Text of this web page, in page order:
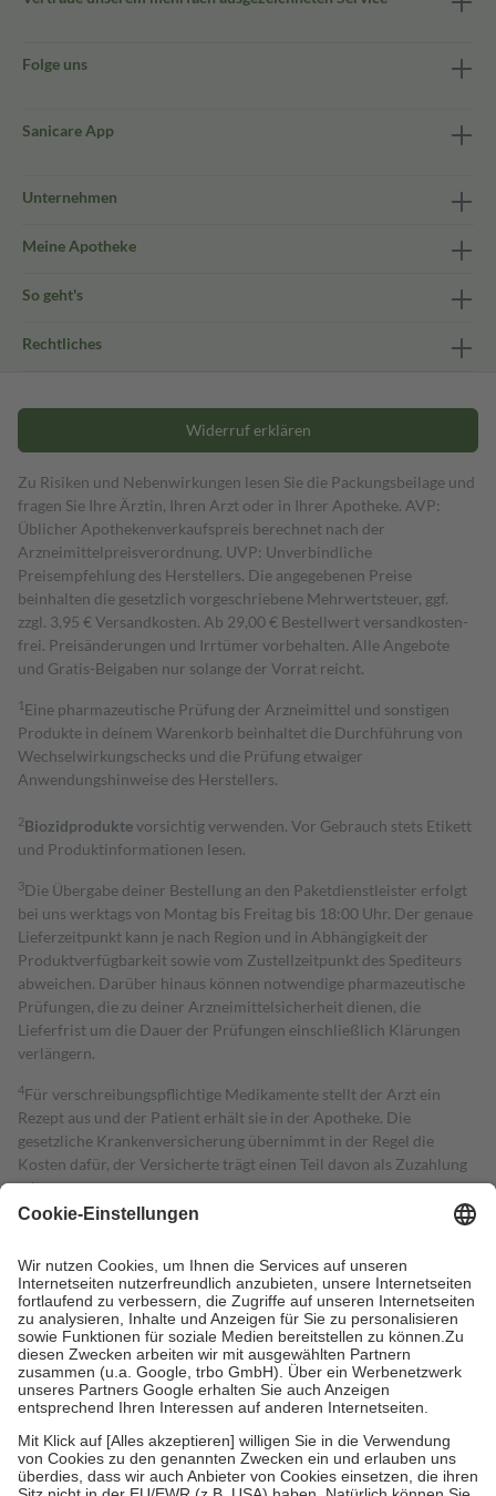
Folge uns
Sanicare App
Unternehmen
Meine Apotheke
So geht's
Rechtliches
Widerruf erklären
Zu Risiken und Nebenwirkungen lesen Sie die Packungsbeilage und
fragen Sie Ihre Ärztin, Ihren Arzt oder in Ihrer Apotheke. AVP:
Üblicher Apothekenverkaufspreis berechnet nach der
Arzneimittelpreisverordnung. UVP: Unverbindliche
Preisempfehlung des Herstellers. Die angegebenen Preise
beinhalten die gesetzlich vorgeschriebene Mehrwertsteuer, ggf.
zzgl. 3,95 € Versandkosten. Ab 29,00 € Bestell­wert versand­kosten­
frei. Preisänderungen und Irrtümer vorbehalten. Alle Angebote
und Gratis-Beigaben nur solange der Vorrat reicht.
1 Eine pharmazeutische Prüfung der Arzneimittel und sonstigen
Produkte in deinem Warenkorb beinhaltet die Durchführung von
Wechselwirkungschecks und die Prüfung etwaiger
Anwendungshinweise des Herstellers.
2Biozidproduktevorsichtig verwenden. Vor Gebrauch stets Etikett
und Produktinformationen lesen.
3Die Übergabe deiner Bestellung an den Paketdienstleister erfolgt
bei uns werktags von Montag bis Freitag bis 18:00 Uhr. Der genaue
Lieferzeitpunkt kann je nach Region und in Abhängigkeit der
Produktverfügbarkeit sowie vom Zustellzeitpunkt des Spediteurs
abweichen. Darüber hinaus können notwendige pharmazeutische
Prüfungen, die zu deiner Arzneimittelsicherheit dienen, die
Lieferfrist um die Dauer der Prüfungen einschließlich Klärungen
verlängern.
4Für verschreibungspflichtige Medikamente stellt der Arzt ein
Rezept aus und der Patient erhält sie in der Apotheke. Die
gesetzliche Krankenversicherung übernimmt in der Regel die
Kosten dafür, der Versicherte trägt einen Teil davon als Zuzahlung
mit.
Grundsätzlich leisten Mitglieder Zuzahlungen in Höhe von zehn
höchstens zehn Euro.
Es sind jedoch nie mehr als die tatsächlichen
Kosten der Leistung zu entrichten.
Diese Regeln gelten grundsätzlich auch für Online-Apotheken.
Bei Heilmitteln und häuslicher Krankenpflege beträgt die
Zuzahlung zehn Prozent der Kosten sowie zehn Euro je
Verordnung.
Um das Engagement der Versicherten für ihre eigene Gesundheit zu
stärken und die besondere Stellung der Familie zu unterstützen,
fallenkeine Zuzahlungenan bei:
• Kindern und Jugendlichen bis zum vollendeten 18. Lebensjahr
mit Ausnahme der Fahrkosten